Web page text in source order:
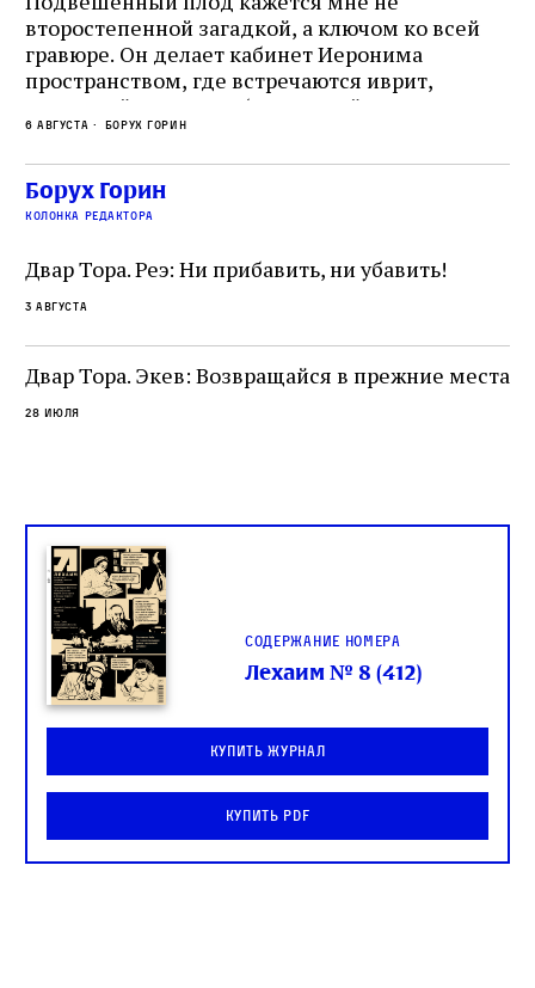
второстепенной загадкой, а ключом ко всей
гравюре. Он делает кабинет Иеронима
пространством, где встречаются иврит,
греческий и латынь; буквальный смысл и
церковная традиция; филологическая
точность и понятность; переводчик,
убеждённый в необходимости исправления, и
читатель, воспринимающий исправление как
не просто покровитель переводчиков,
окружённый книгами. Перед нами человек,
одно решение которого вызвало возмущение
целой общины и стало частью многовекового
спора о том, кому принадлежит последнее
слово в переводе Библии
6 августа Борух Горин
Борух Горин
колонка редактора
Двар Тора. Реэ: Ни прибавить, ни убавить!
3 августа
Двар Тора. Экев: Возвращайся в прежние места
28 июля
Содержание номера
Лехаим № 8 (412)
Купить журнал
Купить PDF